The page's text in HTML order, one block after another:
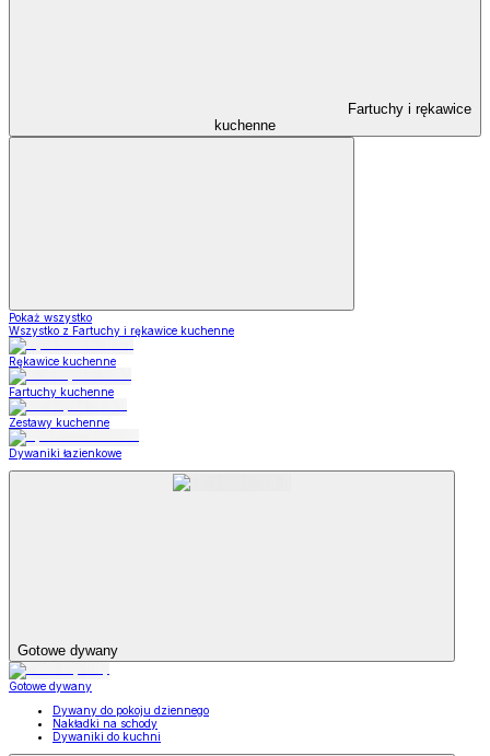
Fartuchy i rękawice
kuchenne
Pokaż wszystko
Wszystko z Fartuchy i rękawice kuchenne
Rękawice kuchenne
Fartuchy kuchenne
Zestawy kuchenne
Dywaniki łazienkowe
Gotowe dywany
Gotowe dywany
Dywany do pokoju dziennego
Nakładki na schody
Dywaniki do kuchni